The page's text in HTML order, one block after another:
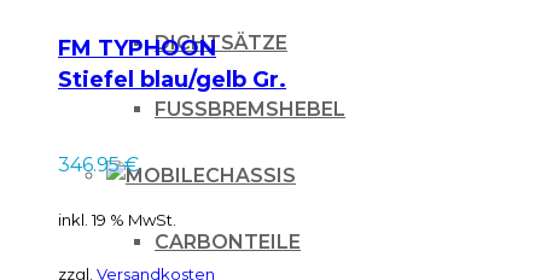
DICHTSÄTZE
FUSSBREMSHEBEL
CHASSIS
CARBONTEILE
FM TYPHOON
Stiefel blau/gelb Gr.
346.95€
inkl. 19 % MwSt.
zzgl. Versandkosten